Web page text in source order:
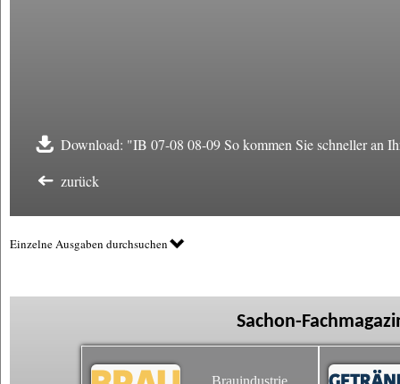
Download: "IB 07-08 08-09 So kommen Sie schneller an
zurück
Einzelne Ausgaben durchsuchen
Sachon-
Brauindustrie